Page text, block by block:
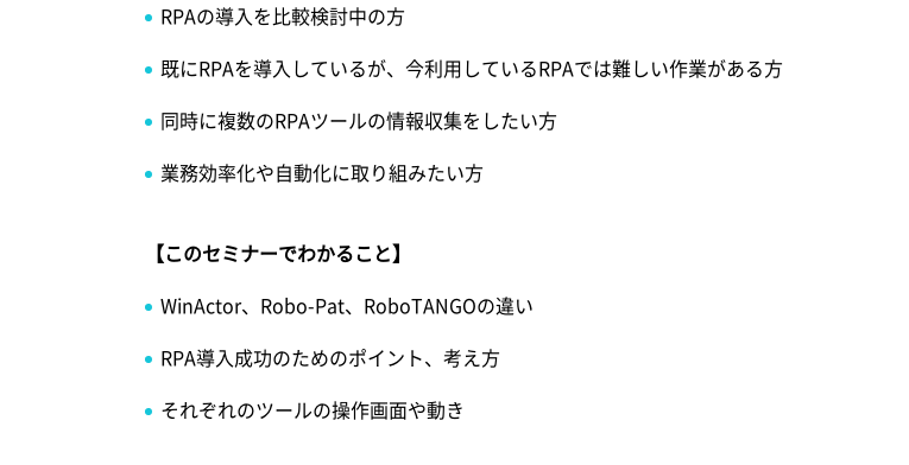
RPAの導入を比較検討中の方
既にRPAを導入しているが、今利用しているRPAでは難しい作業がある方
同時に複数のRPAツールの情報収集をしたい方
業務効率化や自動化に取り組みたい方
【このセミナーでわかること】
WinActor、Robo-Pat、RoboTANGOの違い
RPA導入成功のためのポイント、考え方
それぞれのツールの操作画面や動き